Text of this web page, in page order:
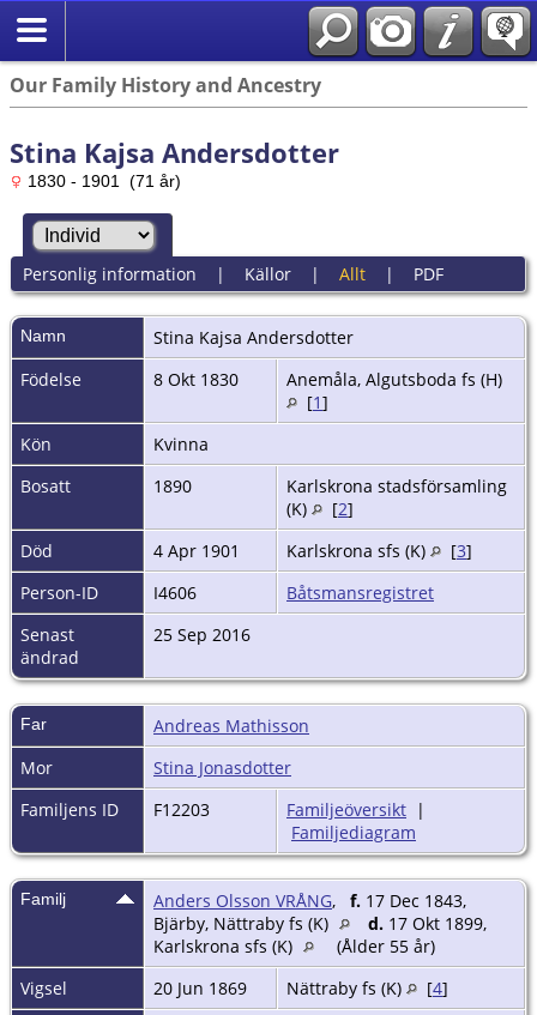
Our Family History and Ancestry
Stina Kajsa Andersdotter
1830 - 1901 (71 år)
Personlig information | Källor| Allt| PDF
Namn Stina Kajsa Andersdotter
Födelse
8 Okt 1830
Anemåla, Algutsboda fs (H)
[1]
Kön
Kvinna
Bosatt
1890
Karlskrona stadsförsamling
(K)
[2]
Död
4 Apr 1901 Karlskrona sfs (K) [3]
Person-ID
I4606
Båtsmansregistret
Senast
ändrad
25 Sep 2016
Far
Andreas Mathisson
Mor
Stina Jonasdotter
Familjens ID
F12203 Familjeöversikt |
Familjediagram
Familj Anders Olsson VRÅNG, f. 17 Dec 1843,
Bjärby, Nättraby fs (K)
d. 17 Okt 1899,
Karlskrona sfs (K)
(Ålder 55 år)
Vigsel
20 Jun 1869 Nättraby fs (K) [4]